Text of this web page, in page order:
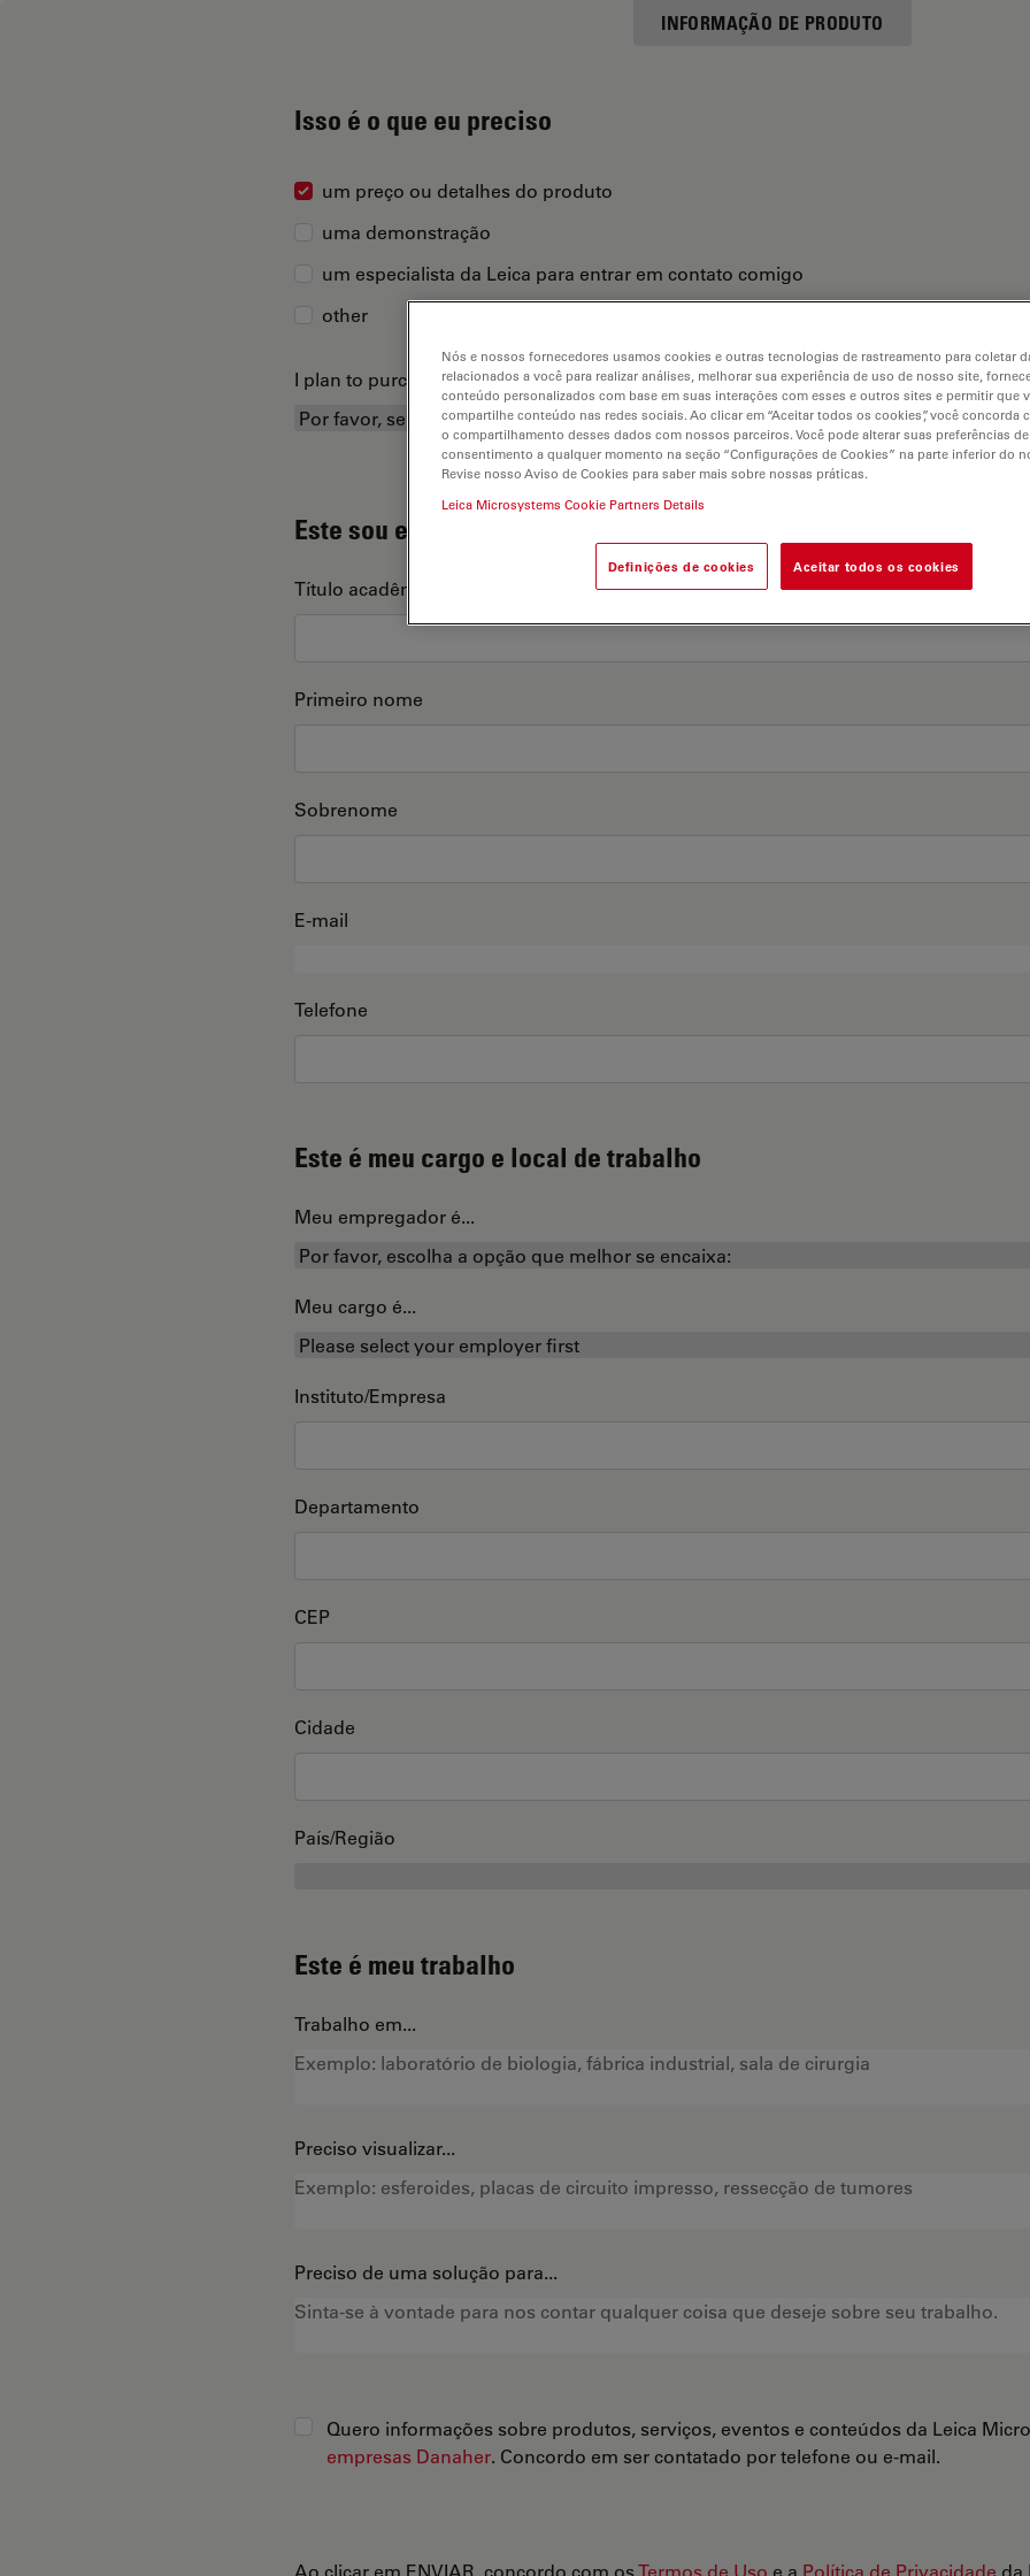
INFORMAÇÃO DE PRODUTO
Isso é o que eu preciso
um preço ou detalhes do produto
uma demonstração
um especialista da Leica para entrar em contato comigo
other
I plan to purchase...
Este sou eu
Título acadêmico
Primeiro nome
Sobrenome
E-mail
Telefone
Este é meu cargo e local de trabalho
Meu empregador é...
Meu cargo é...
Instituto/Empresa
Departamento
CEP
Cidade
País/Região
Este é meu trabalho
Trabalho em...
Preciso visualizar...
Preciso de uma solução para...
Quero informações sobre produtos, serviços, eventos e conteúdos da Leica
empresas Danaher. Concordo em ser contatado por telefone ou e-mail.
Ao clicar em ENVIAR, concordo com osTermos de Uso e a Política de Privacidade da
Nós e nossos fornecedores usamos cookies e outras tecnologias de rastreamento para coletar
relacionados a você para realizar análises, melhorar sua experiência de uso de nosso site,
conteúdo personalizados com base em suas interações com esses e outros sites e permitir que
compartilhe conteúdo nas redes sociais. Ao clicar em “Aceitar todos os cookies”, você concorda
o compartilhamento desses dados com nossos parceiros. Você pode alterar suas preferências de
consentimento a qualquer momento na seção “Configurações de Cookies” na parte inferior do
Revise nosso Aviso de Cookies para saber mais sobre nossas práticas.
Leica Microsystems Cookie Partners Details
Definições de cookies Aceitar todos os cookies